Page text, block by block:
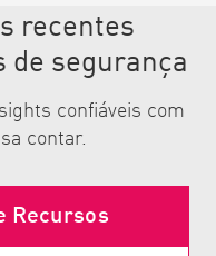
recentes
de segurança
confiáveis com
contar.
Recursos